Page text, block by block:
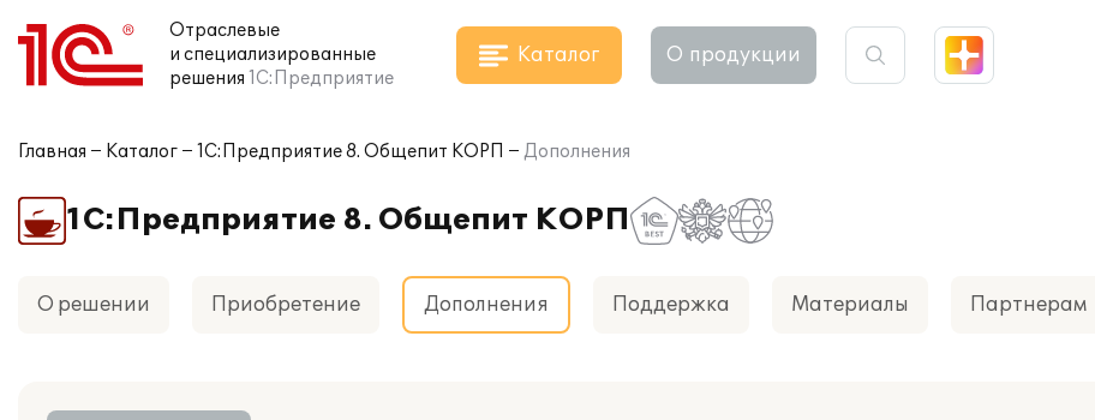
Отраслевые
и специализированные
решения 1С:Предприятие
Каталог О продукции
Главная Каталог 1С:Предприятие 8. Общепит КОРП Дополнения
1С:Предприятие 8. Общепит КОРП
О решении Приобретение Дополнения Поддержка Материалы Партнерам